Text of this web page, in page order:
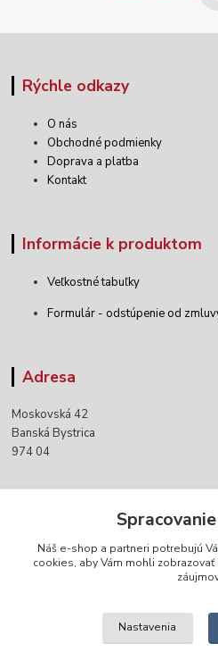
Rýchle odkazy
O nás
Obchodné podmienky
Doprava a platba
Kontakt
Informácie k produktom
Veľkostné tabuľky
Formulár - odstúpenie od
Adresa
Moskovská 42
Banská Bystrica
974 04
+421 903 152 158
Náš e-shop a partneri potrebujú
cookies, aby Vám mohli
Nastavenia